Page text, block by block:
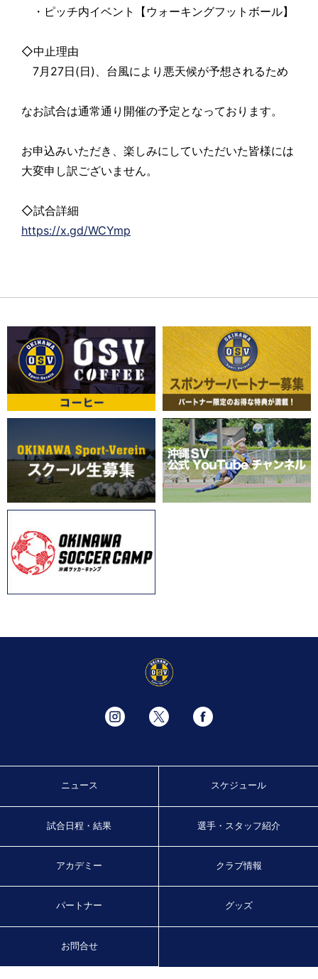
・ピッチ内イベント【ウォーキングフットボール】
◇中止理由
7月27日(日)、台風により悪天候が予想されるため
なお試合は通常通り開催の予定となっております。
お申込みいただき、楽しみにしていただいた皆様には
大変申し訳ございません。
◇試合詳細
https://x.gd/WCYmp
ニュース スケジュール
試合日程・結果 選手・スタッフ紹介
アカデミー クラブ情報
パートナー グッズ
お問合せ